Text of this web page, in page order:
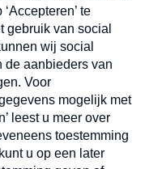
op onze